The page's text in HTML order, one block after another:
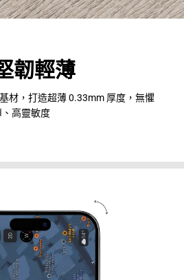
韌輕薄
材，打造超薄 0.33mm 厚度，無懼
高靈敏度